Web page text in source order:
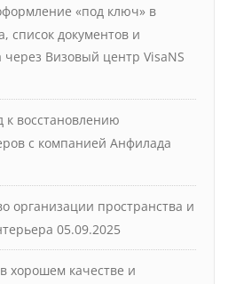
«под ключ» в
список документов и
через Визовый центр VisaNS
к восстановлению
с компанией Анфилада
организации пространства и
05.09.2025
хорошем качестве и